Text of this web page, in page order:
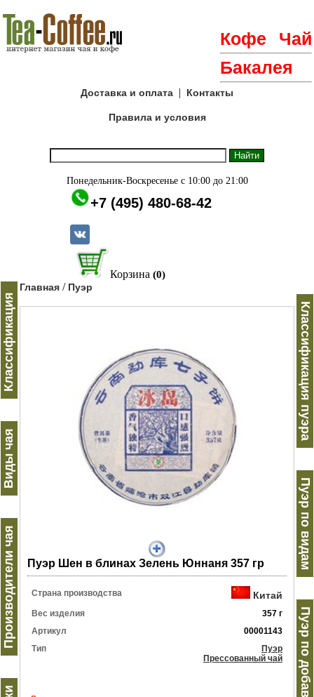
Кофе
Чай
Бакалея
Доставка и оплата | Контакты
Правила и условия
Понедельник-Воскресенье с 10:00 до 21:00
+7 (495) 480-68-42
Корзина (0)
Классификация
Виды чая
Производители чая
Главная / Пуэр
Пуэр Шен в блинах Зелень Юннаня 357 гр
Страна производства Китай
Вес изделия
357 г
Артикул
00001143
Тип
Пуэр
Прессованный чай
Классификация пуэра
Пуэр по видам
Пуэр по добавкам